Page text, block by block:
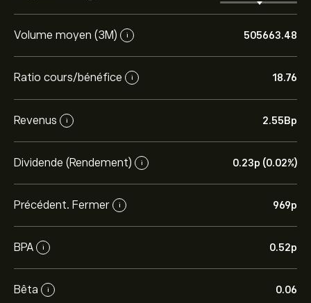
Volume moyen (3M) i 505663.48
Ratio cours/bénéfice i 18.76
Revenus i 2.55B‎p‎
Dividende (Rendement) i 0.23‎p‎ (0.02%)
Précédent. Fermer i 969‎p‎
BPA i 0.52‎p‎
Bêta i 0.06